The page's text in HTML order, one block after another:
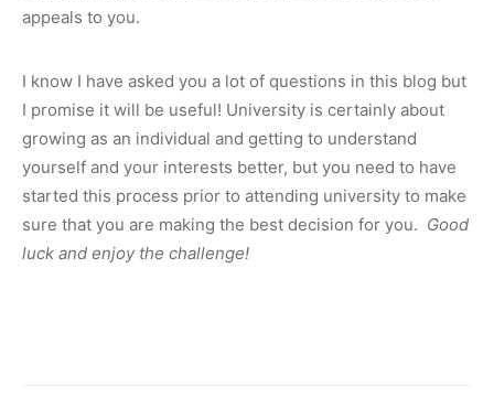
appeals to you.
I know I have asked you a lot of questions in this blog but
I promise it will be useful! University is certainly about
growing as an individual and getting to understand
yourself and your interests better, but you need to have
started this process prior to attending university to make
sure that you are making the best decision for you. Good
luck and enjoy the challenge!